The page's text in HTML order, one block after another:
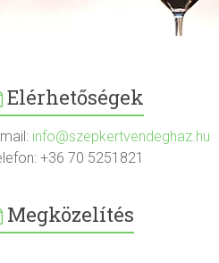
Elérhetőségek
info@szepkertvendeghaz.hu
+36 70 5251821
Megközelítés